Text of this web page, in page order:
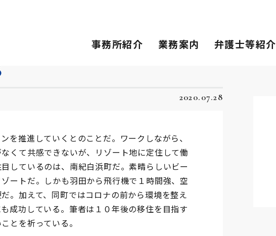
事務所紹介 業務案内 弁護士等紹介
2020.07.28
を推進していくとのことだ。ワークしながら、
くて共感できないが、リゾート地に定住して働
しているのは、南紀白浜町だ。素晴らしいビー
ートだ。しかも羽田から飛行機で１時間強、空
。加えて、同町ではコロナの前から環境を整え
成功している。筆者は１０年後の移住を目指す
とを祈っている。